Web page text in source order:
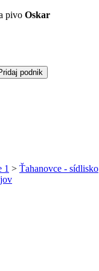
pivo Oskar
podnik
1 > Ťahanovce - sídlisko